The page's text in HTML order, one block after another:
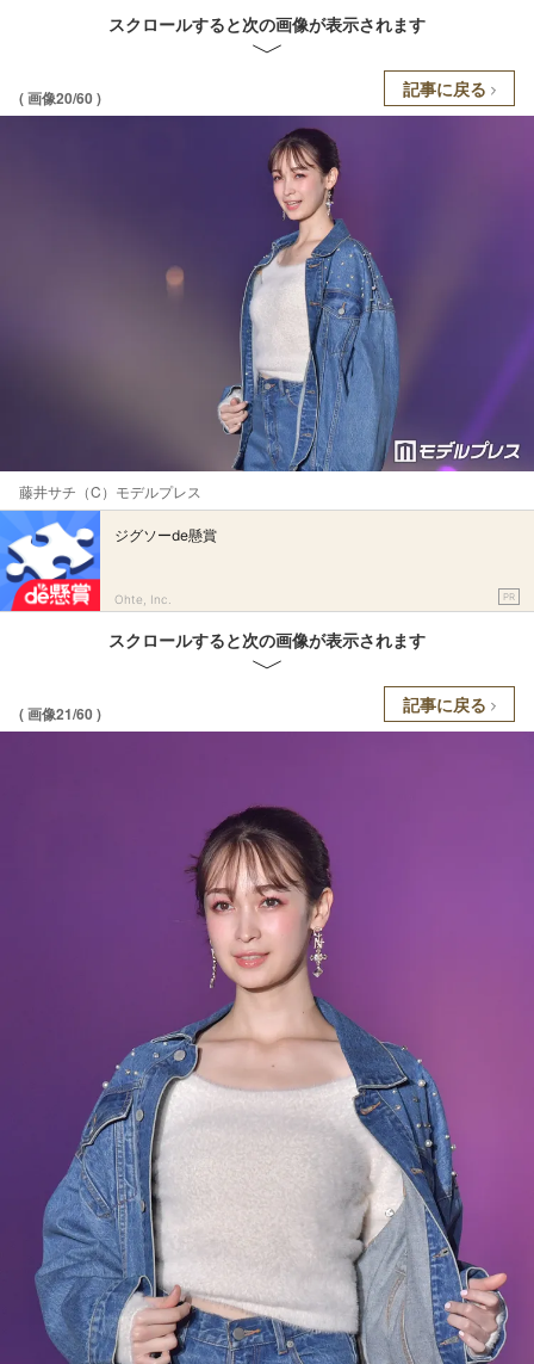
スクロールすると次の画像が表示されます
( 画像20/60 ) 記事に戻る
藤井サチ（C）モデルプレス
ジグソーde懸賞
Ohte, Inc. PR
スクロールすると次の画像が表示されます
( 画像21/60 ) 記事に戻る